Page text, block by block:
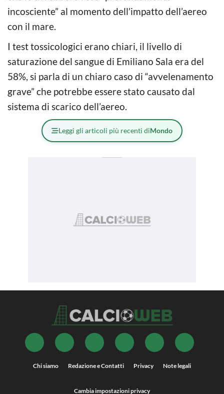
incosciente” al momento dell’impatto dell’aereo
con il mare.
I test tossicologici erano chiari, il livello di
saturazione del sangue di Emiliano Sala era del
58%, si parla di un chiaro caso di “avvelenamento
grave” che potrebbe essere stato causato dal
sistema di scarico dell’aereo.
Leggi gli articoli più recenti diMondo
Chi siamo Redazione e Contatti Privacy Note legali
Cambia impostazioni privacy